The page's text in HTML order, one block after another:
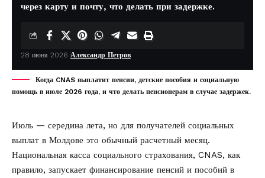
через карту и почту, что делать при задержке.
28 июня 2026 Александр Петров
Когда CNAS выплатит пенсии, детские пособия и социальную
помощь в июле 2026 года, и что делать пенсионерам в случае задержек.
Июль — середина лета, но для получателей социальных
выплат в Молдове это обычный расчетный месяц.
Национальная касса социального страхования, CNAS, как
правило, запускает финансирование пенсий и пособий в